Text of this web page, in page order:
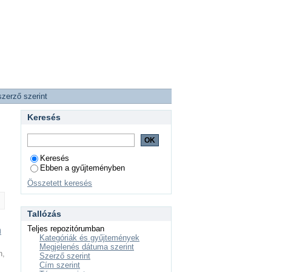
szerint
Keresés
Keresés
Ebben a gyűjteményben
Összetett keresés
Tallózás
Teljes repozitórumban
Kategóriák és gyűjtemények
Megjelenés dátuma szerint
Szerző szerint
Cím szerint